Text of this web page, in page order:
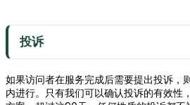
投诉
如果访问者在服务完成后需要提出投诉，
内进行。只有我们可以确认投诉的有效性